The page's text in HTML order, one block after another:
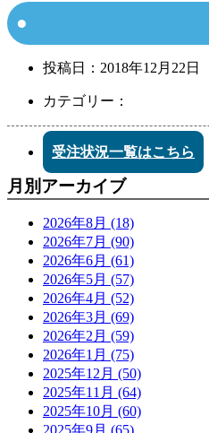
投稿日： 2018年12月22日
カテゴリー：
受注状況一覧はこちら
月別アーカイブ
2026年8月 (18)
2026年7月 (90)
2026年6月 (61)
2026年5月 (57)
2026年4月 (52)
2026年3月 (69)
2026年2月 (59)
2026年1月 (75)
2025年12月 (50)
2025年11月 (64)
2025年10月 (60)
2025年9月 (65)